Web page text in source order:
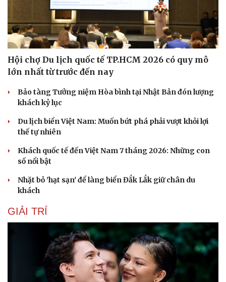
Cải chính
Hội chợ Du lịch quốc tế TP.HCM 2026 có quy mô
lớn nhất từ trước đến nay
Bảo tàng Tưởng niệm Hòa bình tại Nhật Bản đón lượng
khách kỷ lục
Du lịch biển Việt Nam: Muốn bứt phá phải vượt khỏi lợi
thế tự nhiên
Khách quốc tế đến Việt Nam 7 tháng 2026: Những con
số nổi bật
Nhặt bỏ 'hạt sạn' để làng biển Đắk Lắk giữ chân du
khách
GIẢI TRÍ